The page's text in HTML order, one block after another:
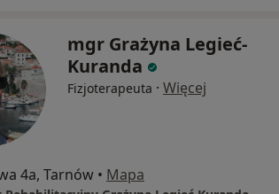
mgr Grażyna Legieć-
Kuranda
Fizjoterapeuta · Więcej
4a, Tarnów • Mapa